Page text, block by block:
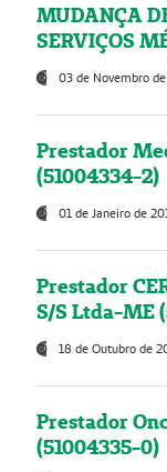
MUDANÇA
SERVIÇOS
03 de Novembro
Prestador
(51004334-2)
01 de Janeiro de
Prestador
S/S Ltda-ME
18 de Outubro de
Prestador
(51004335-0)